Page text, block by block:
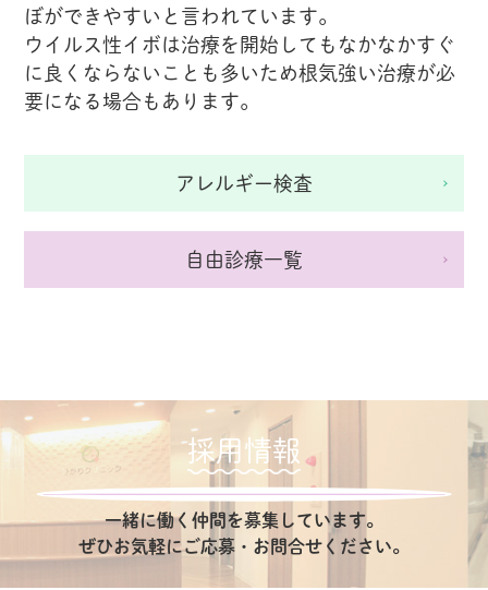
ぼができやすいと言われています。
ウイルス性イボは治療を開始してもなかなかすぐ
に良くならないことも多いため根気強い治療が必
要になる場合もあります。
アレルギー検査
自由診療一覧
採用情報
一緒に働く仲間を募集しています。
ぜひお気軽にご応募・お問合せください。